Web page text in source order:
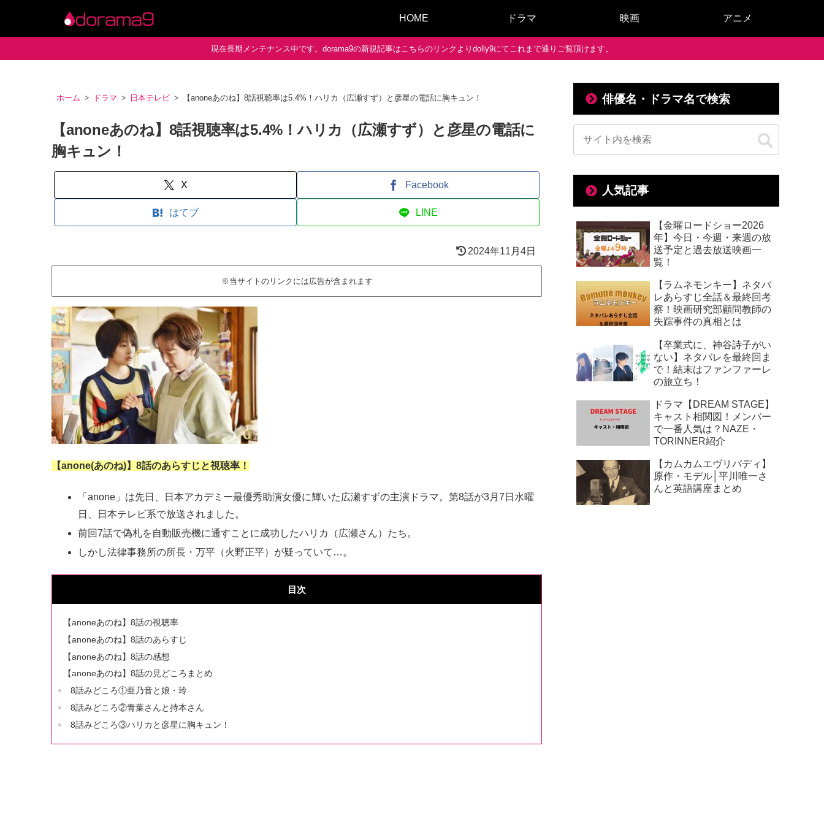
HOME ドラマ 映画 アニメ
現在長期メンテナンス中です。dorama9の新規記事はこちらのリンクよりdolly9にてこれまで通りご覧頂けます。
ホーム ドラマ 日本テレビ 【anoneあのね】8話視聴率は5.4%！ハリカ（広瀬すず）と彦星の電話に胸キュン！
【anoneあのね】8話視聴率は5.4%！ハリカ（広瀬すず）と彦星の電話に
胸キュン！
X Facebook
はてブ LINE
2024年11月4日
※当サイトのリンクには広告が含まれます
【anone(あのね)】8話のあらすじと視聴率！
「anone」は先日、日本アカデミー最優秀助演女優に輝いた広瀬すずの主演ドラマ。第8話が3月7日水曜
日、日本テレビ系で放送されました。
前回7話で偽札を自動販売機に通すことに成功したハリカ（広瀬さん）たち。
しかし法律事務所の所長・万平（火野正平）が疑っていて…。
目次
【anoneあのね】8話の視聴率
【anoneあのね】8話のあらすじ
【anoneあのね】8話の感想
【anoneあのね】8話の見どころまとめ
8話みどころ①亜乃音と娘・玲
8話みどころ②青葉さんと持本さん
8話みどころ③ハリカと彦星に胸キュン！
俳優名・ドラマ名で検索
人気記事
【金曜ロードショー2026
年】今日・今週・来週の放
送予定と過去放送映画一
覧！
【ラムネモンキー】ネタバ
レあらすじ全話＆最終回考
察！映画研究部顧問教師の
失踪事件の真相とは
【卒業式に、神谷詩子がい
ない】ネタバレを最終回ま
で！結末はファンファーレ
の旅立ち！
ドラマ【DREAM STAGE】
キャスト相関図！メンバー
で一番人気は？NAZE・
TORINNER紹介
【カムカムエヴリバディ】
原作・モデル│平川唯一さ
んと英語講座まとめ